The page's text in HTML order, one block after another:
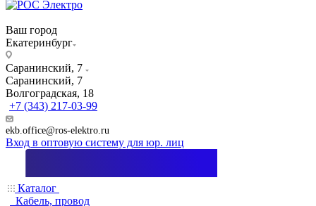
Ваш город
Екатеринбург
Саранинский, 7
Саранинский, 7
Волгоградская, 18
+7 (343) 217-03-99
ekb.office@ros-elektro.ru
Вход в оптовую систему для юр. лиц
Каталог
Кабель, провод